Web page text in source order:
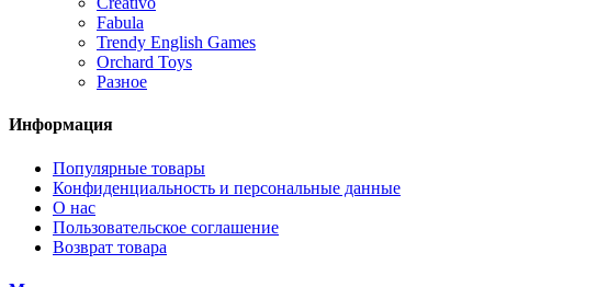
Fabula
Trendy English Games
Orchard Toys
Разное
Информация
Популярные товары
Конфиденциальность и персональные данные
О нас
Пользовательское соглашение
Возврат товара